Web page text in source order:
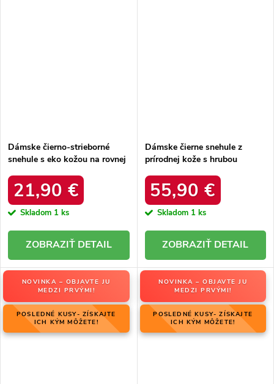
Dámske čierno-strieborné
snehule s eko kožou na rovnej
34586 SREBRNY
21,90 €
Skladom 1 ks
DETAIL
Dámske čierne snehule z
prírodnej kože s hrubou
produktu OO274A206
55,90 €
Skladom 1 ks
DETAIL
NOVINKA – OBJAVTE JU
MEDZI PRVÝMI!
POSLEDNÉ KUSY- ZÍSKAJTE
ICH KÝM MÔŽETE!
NOVINKA – OBJAVTE JU
MEDZI PRVÝMI!
POSLEDNÉ KUSY- ZÍSKAJTE
ICH KÝM MÔŽETE!